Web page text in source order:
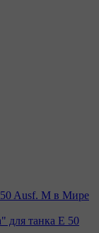
Ausf. M в Мире
для танка E 50